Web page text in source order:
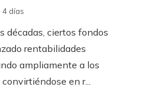
4 días
décadas, ciertos fondos
rentabilidades
ampliamente a los
en r...